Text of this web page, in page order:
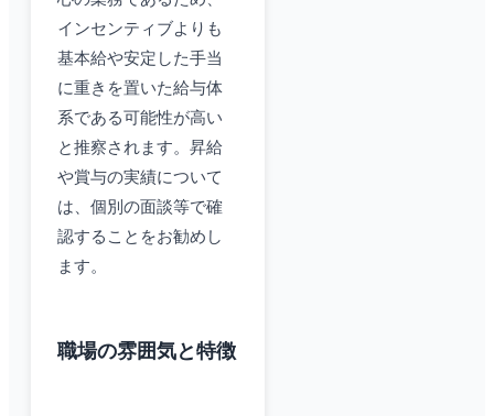
インセンティブよりも
基本給や安定した手当
に重きを置いた給与体
系である可能性が高い
と推察されます。昇給
や賞与の実績について
は、個別の面談等で確
認することをお勧めし
ます。
職場の雰囲気と特徴